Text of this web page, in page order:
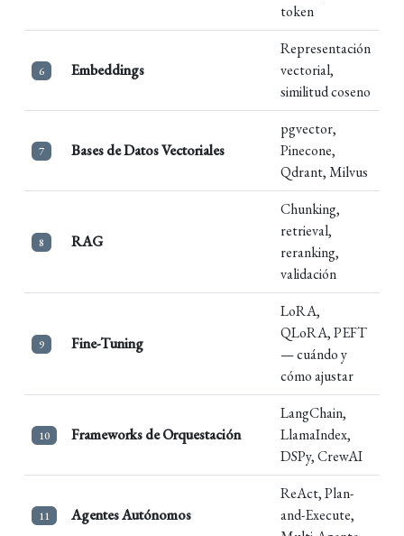
token
6 Embeddings
Representación
vectorial,
similitud coseno
7 Bases de Datos Vectoriales
pgvector,
Pinecone,
Qdrant, Milvus
8 RAG
Chunking,
retrieval,
reranking,
validación
9 Fine-Tuning
LoRA,
QLoRA, PEFT
— cuándo y
cómo ajustar
10 Frameworks de Orquestación
LangChain,
LlamaIndex,
DSPy, CrewAI
11 Agentes Autónomos
ReAct, Plan-
and-Execute,